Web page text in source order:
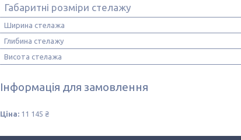
Габаритні розміри стелажу
Ширина стелажа
Глибина стелажу
Висота стелажа
Інформація для замовлення
Ціна: 11 145 ₴